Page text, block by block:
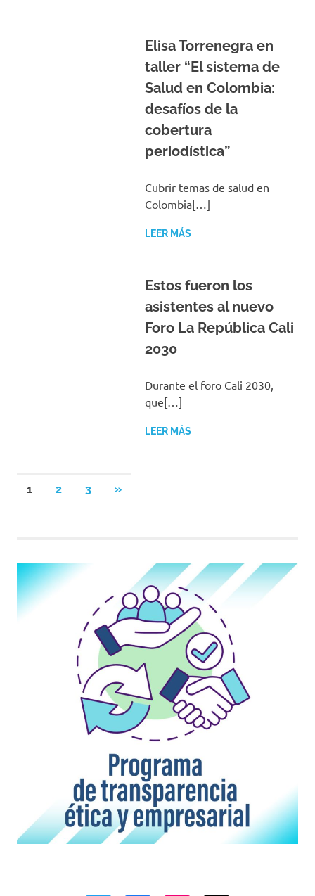
Elisa Torrenegra en
taller “El sistema de
Salud en Colombia:
desafíos de la
cobertura
periodística”
Cubrir temas de salud en
Colombia[…]
LEER MÁS
Estos fueron los
asistentes al nuevo
Foro La República Cali
2030
Durante el foro Cali 2030,
que[…]
LEER MÁS
Navegación
1 2 3
SIGUIENTES
»